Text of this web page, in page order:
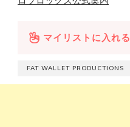
マイリストに入れる
FAT WALLET PRODUCTIONS